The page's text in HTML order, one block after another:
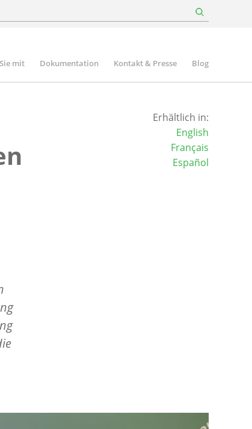
mit Dokumentation Kontakt & Presse Blog
Erhältlich in:
English
Français
Español